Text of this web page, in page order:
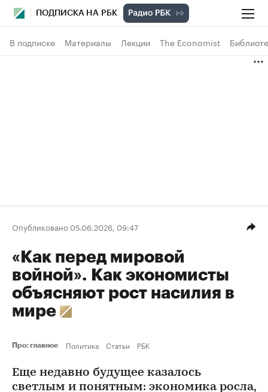
ПОДПИСКА НА РБК
В подписке Материалы Лекции The Economist
Опубликовано 05.06.2026, 09:47
«Как перед мировой
войной». Как экономисты
объясняют рост насилия в
мире
Про: главное Политика Статьи РБК
Еще недавно будущее казалось
светлым и понятным: экономика росла,